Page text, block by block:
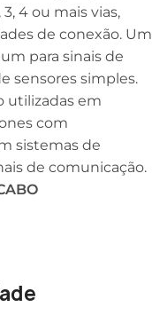
4 ou mais vias,
de conexão. Um
para sinais de
sensores simples.
utilizadas em
com
sistemas de
de comunicação.